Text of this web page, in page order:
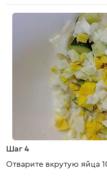
Шаг 4
Отварите вкрутую яйца